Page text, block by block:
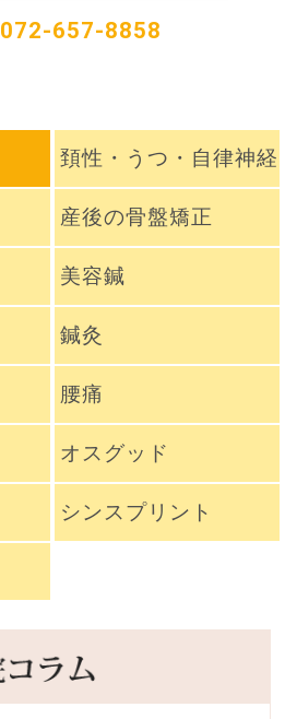
072-657-8858
頚性・うつ・自律神経
産後の骨盤矯正
美容鍼
鍼灸
腰痛
オスグッド
シンスプリント